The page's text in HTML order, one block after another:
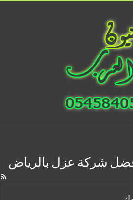
شركة عزل بالرياض